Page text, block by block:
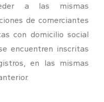
a las mismas
de comerciantes
con domicilio social
encuentren inscritas
en las mismas